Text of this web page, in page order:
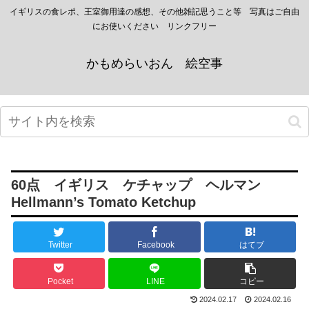
イギリスの食レポ、王室御用達の感想、その他雑記思うこと等 写真はご自由
にお使いください リンクフリー
かもめらいおん 絵空事
60点 イギリス ケチャップ ヘルマン
Hellmann’s Tomato Ketchup
Twitter Facebook はてブ
Pocket LINE コピー
2024.02.17 2024.02.16